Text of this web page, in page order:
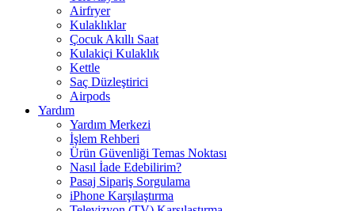
Airfryer
Kulaklıklar
Çocuk Akıllı Saat
Kulakiçi Kulaklık
Kettle
Saç Düzleştirici
Airpods
Yardım
Yardım Merkezi
İşlem Rehberi
Ürün Güvenliği Temas Noktası
Nasıl İade Edebilirim?
Pasaj Sipariş Sorgulama
iPhone Karşılaştırma